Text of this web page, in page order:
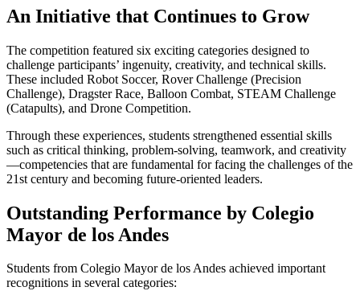
An Initiative that Continues to Grow
The competition featured six exciting categories designed to
challenge participants’ ingenuity, creativity, and technical skills.
These included Robot Soccer, Rover Challenge (Precision
Challenge), Dragster Race, Balloon Combat, STEAM Challenge
(Catapults), and Drone Competition.
Through these experiences, students strengthened essential skills
such as critical thinking, problem-solving, teamwork, and creativity
—competencies that are fundamental for facing the challenges of the
21st century and becoming future-oriented leaders.
Outstanding Performance by Colegio
Mayor de los Andes
Students from Colegio Mayor de los Andes achieved important
recognitions in several categories: